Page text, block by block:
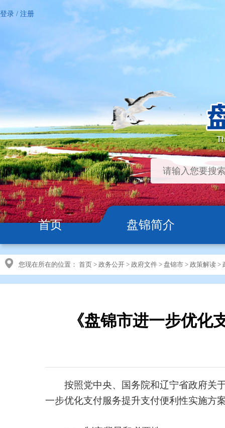
登录 / 注册
首页 盘锦简介
您现在所在的位置： 首页 > 政务公开 > 政府文件 > 盘锦市 > 政策解读 >
《盘锦市进一步优
按照党中央、国务院和辽宁省政府关于
一步优化支付服务提升支付便利性实施方